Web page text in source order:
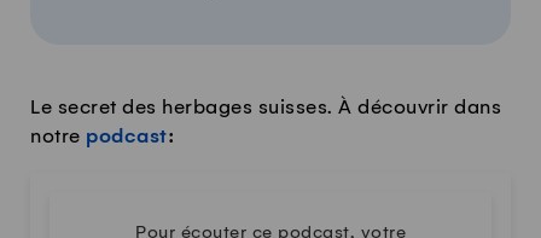
Le secret des herbages suisses. À découvrir dans
notre podcast:
Pour écouter ce podcast, votre